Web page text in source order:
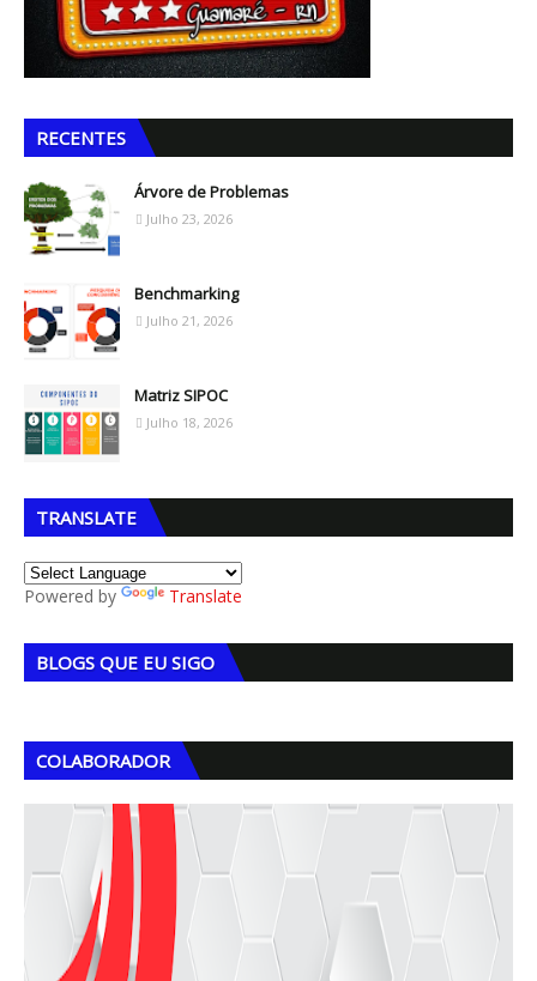
RECENTES
Árvore de Problemas
Julho 23, 2026
Benchmarking
Julho 21, 2026
Matriz SIPOC
Julho 18, 2026
TRANSLATE
Powered by Translate
BLOGS QUE EU SIGO
COLABORADOR